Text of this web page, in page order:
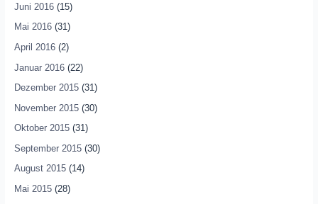
Juni 2016(15)
Mai 2016(31)
April 2016(2)
Januar 2016(22)
Dezember 2015(31)
November 2015(30)
Oktober 2015(31)
September 2015(30)
August 2015(14)
Mai 2015(28)